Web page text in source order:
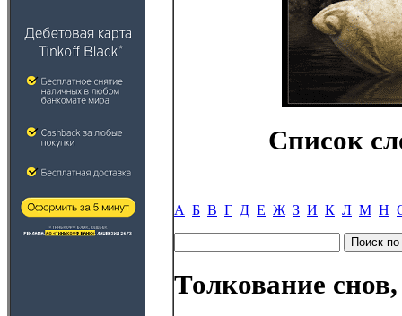
Список
А Б В Г Д Е Ж З И К Л М Н
Толкование